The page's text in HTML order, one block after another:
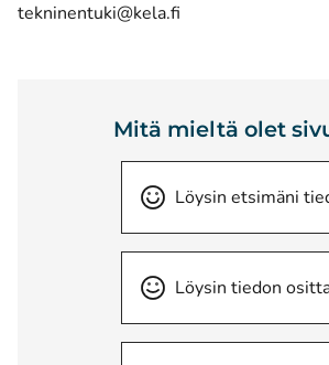
tekninentuki@kela.fi
Mitä mieltä olet
Löysin etsimäni
Löysin tiedon